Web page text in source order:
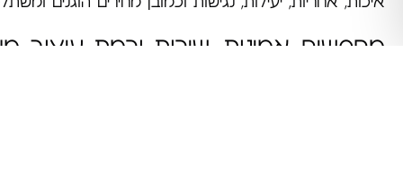
מחפשים אמינות, שירות ורמת עיצוב